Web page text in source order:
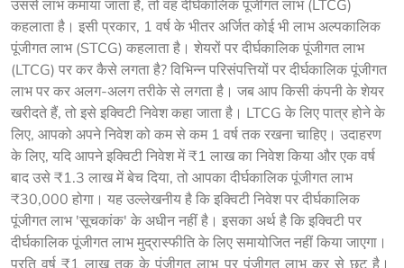
उससे लाभ कमाया जाता है, तो वह दीर्घकालिक पूंजीगत लाभ (LTCG)
कहलाता है। इसी प्रकार, 1 वर्ष के भीतर अर्जित कोई भी लाभ अल्पकालिक
पूंजीगत लाभ (STCG) कहलाता है। शेयरों पर दीर्घकालिक पूंजीगत लाभ
(LTCG) पर कर कैसे लगता है? विभिन्न परिसंपत्तियों पर दीर्घकालिक पूंजीगत
लाभ पर कर अलग-अलग तरीके से लगता है। जब आप किसी कंपनी के शेयर
खरीदते हैं, तो इसे इक्विटी निवेश कहा जाता है। LTCG के लिए पात्र होने के
लिए, आपको अपने निवेश को कम से कम 1 वर्ष तक रखना चाहिए। उदाहरण
के लिए, यदि आपने इक्विटी निवेश में ₹1 लाख का निवेश किया और एक वर्ष
बाद उसे ₹1.3 लाख में बेच दिया, तो आपका दीर्घकालिक पूंजीगत लाभ
₹30,000 होगा। यह उल्लेखनीय है कि इक्विटी निवेश पर दीर्घकालिक
पूंजीगत लाभ 'सूचकांक' के अधीन नहीं है। इसका अर्थ है कि इक्विटी पर
दीर्घकालिक पूंजीगत लाभ मुद्रास्फीति के लिए समायोजित नहीं किया जाएगा।
प्रति वर्ष ₹1 लाख तक के पूंजीगत लाभ पर पूंजीगत लाभ कर से छूट है।